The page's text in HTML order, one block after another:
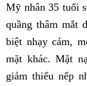
Mỹ nhân 35 tuổi
quầng thâm mắt
biệt nhạy cảm,
mặt khác. Mặt
giảm thiểu nếp